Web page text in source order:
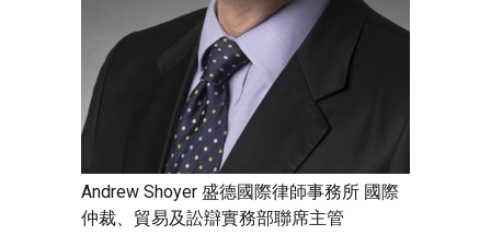
Andrew Shoyer 盛德國際律師事務所 國際
仲裁、貿易及訟辯實務部聯席主管